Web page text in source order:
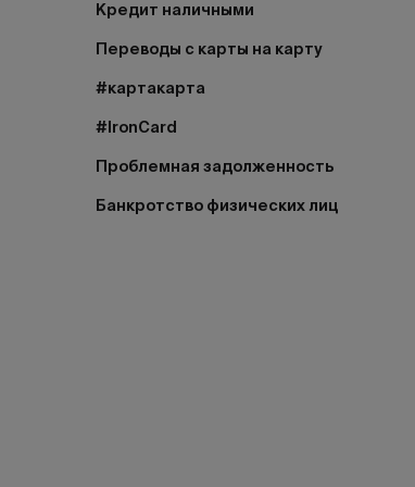
Кредит наличными
Переводы с карты на карту
#картакарта
#IronCard
Проблемная задолженность
Банкротство физических лиц